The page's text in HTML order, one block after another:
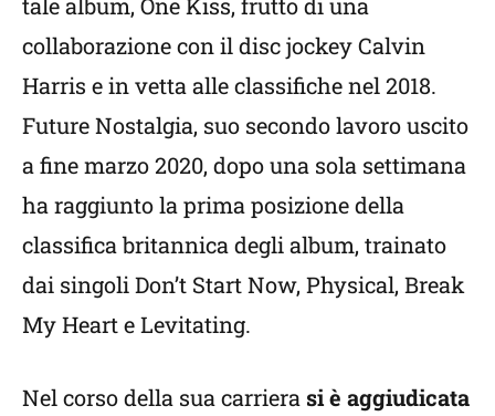
collaborazione con il disc jockey Calvin
Harris e in vetta alle classifiche nel 2018.
Future Nostalgia, suo secondo lavoro uscito
a fine marzo 2020, dopo una sola settimana
ha raggiunto la prima posizione della
classifica britannica degli album, trainato
dai singoli Don’t Start Now, Physical, Break
My Heart e Levitating.
Nel corso della sua carriera si è aggiudicata